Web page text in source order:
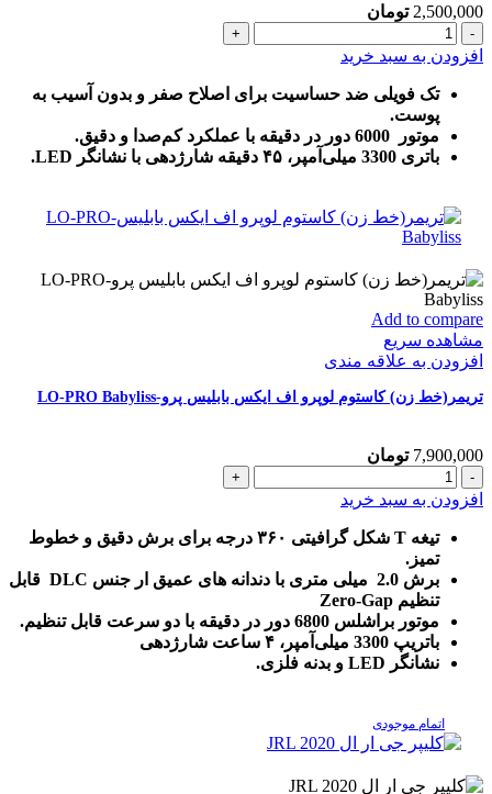
2,500,000 تومان
شیور
موبایلی
WAHL
عدد
افزودن به سبد خرید
تک فویلی ضد حساسیت برای اصلاح صفر و بدون آسیب به
پوست.
موتور 6000 دور در دقیقه با عملکرد کم‌صدا و دقیق.
باتری 3300 میلی‌آمپر، ۴۵ دقیقه شارژدهی با نشانگر LED.
Add to compare
مشاهده سریع
افزودن به علاقه مندی
تریمر(خط زن) کاستوم لوپرو اف ایکس بابلیس پرو-LO-PRO Babyliss
7,900,000 تومان
تریمر(خط
زن)
لوپرو
اف
ایکس
بابلیس
پرو-
LO-
PRO
افزودن به سبد خرید
تیغه T شکل گرافیتی ۳۶۰ درجه برای برش دقیق و خطوط
تمیز.
برش 2.0 میلی متری با دندانه های عمیق ار جنس DLC قابل
تنظیم Zero-Gap
موتور براشلس 6800 دور در دقیقه با دو سرعت قابل تنظیم.
باتریپ 3300 میلی‌آمپر، ۴ ساعت شارژدهی
نشانگر LED و بدنه فلزی.
اتمام موجودی